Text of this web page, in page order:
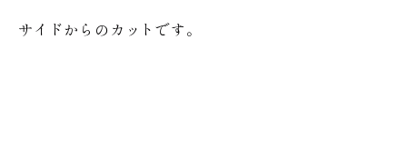
サイドからのカットです。